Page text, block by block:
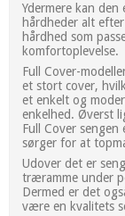
Ydermere kan
hårdheder alt
hårdhed som
komfortoplevelse.
Full Cover-
et stort cover,
et enkelt og
enkelhed. Øverst
Full Cover
sørger for at
Udover det er
træramme under
Dermed er det
være en kvalitets